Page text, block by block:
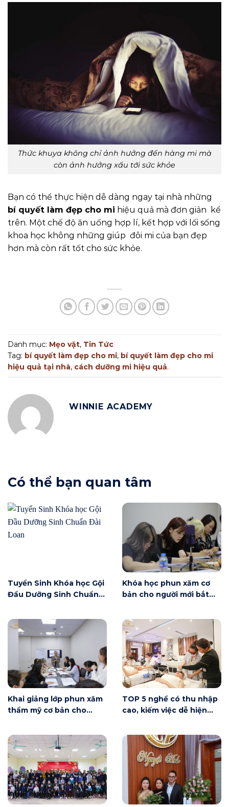
Thức khuya không chỉ ảnh hưởng đến hàng mi mà
còn ảnh hưởng xấu tới sức khỏe
Bạn có thể thực hiện dễ dàng ngay tại nhà những
bí quyết làm đẹp cho mi hiệu quả mà đơn giản kể
trên. Một chế độ ăn uống hợp lí, kết hợp với lối sống
khoa học không những giúp đôi mi của bạn đẹp
hơn mà còn rất tốt cho sức khỏe.
Danh mục: Mẹo vặt, Tin Tức
Tag: bí quyết làm đẹp cho mi, bí quyết làm đẹp cho mi
hiệu quả tại nhà, cách dưỡng mi hiệu quả.
WINNIE ACADEMY
Có thể bạn quan tâm
Tuyển Sinh Khóa học Gội
Đầu Dưỡng Sinh Chuẩn
Khóa học phun xăm cơ
bản cho người mới bắt
có gì?
Khai giảng lớp phun xăm
thẩm mỹ cơ bản cho
Nội
TOP 5 nghề có thu nhập
cao, kiếm việc dễ hiện